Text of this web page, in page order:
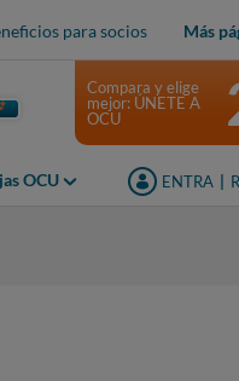
para socios Más
OCU ENTRA
Compara y elige
mejor: ÚNETE A
OCU